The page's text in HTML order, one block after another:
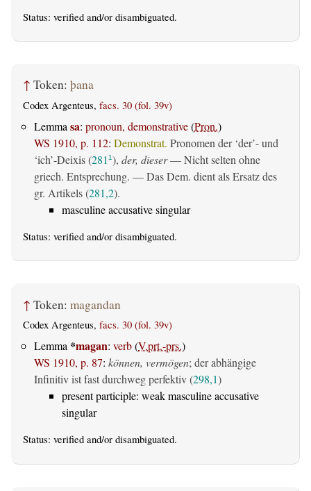
Status: verified and/or disambiguated.
↑ Token: þana
Codex Argenteus, facs. 30 (fol. 39v)
Lemma sa: pronoun, demonstrative(Pron.)
WS 1910, p. 112: Demonstrat. Pronomen der ‘der’- und
‘ich’-Deixis (281 1), der, dieser— Nicht selten ohne
griech. Entsprechung. — Das Dem. dient als Ersatz des
gr. Artikels (281,2).
masculine accusative singular
Status: verified and/or disambiguated.
↑ Token: magandan
Codex Argenteus, facs. 30 (fol. 39v)
Lemma *magan: verb(V.prt.-prs.)
WS 1910, p. 87: können, vermögen; der abhängige
Infinitiv ist fast durchweg perfektiv (298,1)
present participle: weak masculine accusative
singular
Status: verified and/or disambiguated.